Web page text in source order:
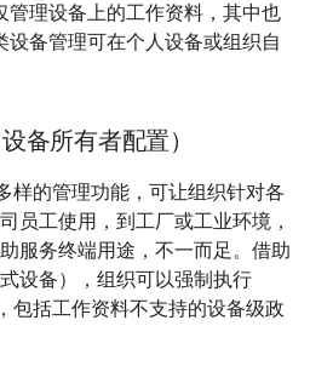
管理设备上的工作资料，其中也
设备管理可在个人设备或组织自
备所有者配置）
样的管理功能，可让组织针对各
员工使用，到工厂或工业环境，
服务终端用途，不一而足。借助
式设备），组织可以强制执行
，包括工作资料不支持的设备级政